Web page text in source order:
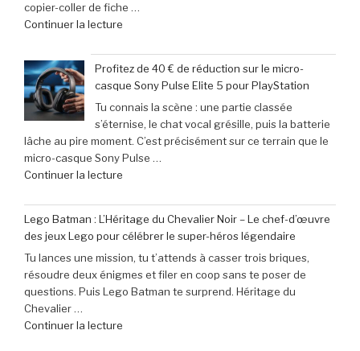
nouveautés
pas
manquer
en
juin
2026 »
copier-coller de fiche …
Continuer la lecture
exceptionnelle
:
le
clavier
Corsair
K70
Pro
seulement
79,99
€
(-16% »
Profitez de 40 € de réduction sur le micro-
casque Sony Pulse Elite 5 pour PlayStation
Tu connais la scène : une partie classée
s’éternise, le chat vocal grésille, puis la batterie
lâche au pire moment. C’est précisément sur ce terrain que le
micro-casque Sony Pulse …
Continuer la lecture
de
40
€
de
réduction
sur
Lego Batman : L’Héritage du Chevalier Noir – Le chef-d’œuvre
des jeux Lego pour célébrer le super-héros légendaire
Tu lances une mission, tu t’attends à casser trois briques,
résoudre deux énigmes et filer en coop sans te poser de
questions. Puis Lego Batman te surprend. Héritage du
Chevalier …
Continuer la lecture